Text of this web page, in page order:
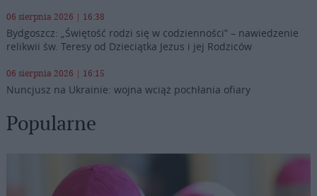
06 sierpnia 2026 | 16:38
Bydgoszcz: „Świętość rodzi się w codzienności” – nawiedzenie
relikwii św. Teresy od Dzieciątka Jezus i jej Rodziców
06 sierpnia 2026 | 16:15
Nuncjusz na Ukrainie: wojna wciąż pochłania ofiary
Popularne